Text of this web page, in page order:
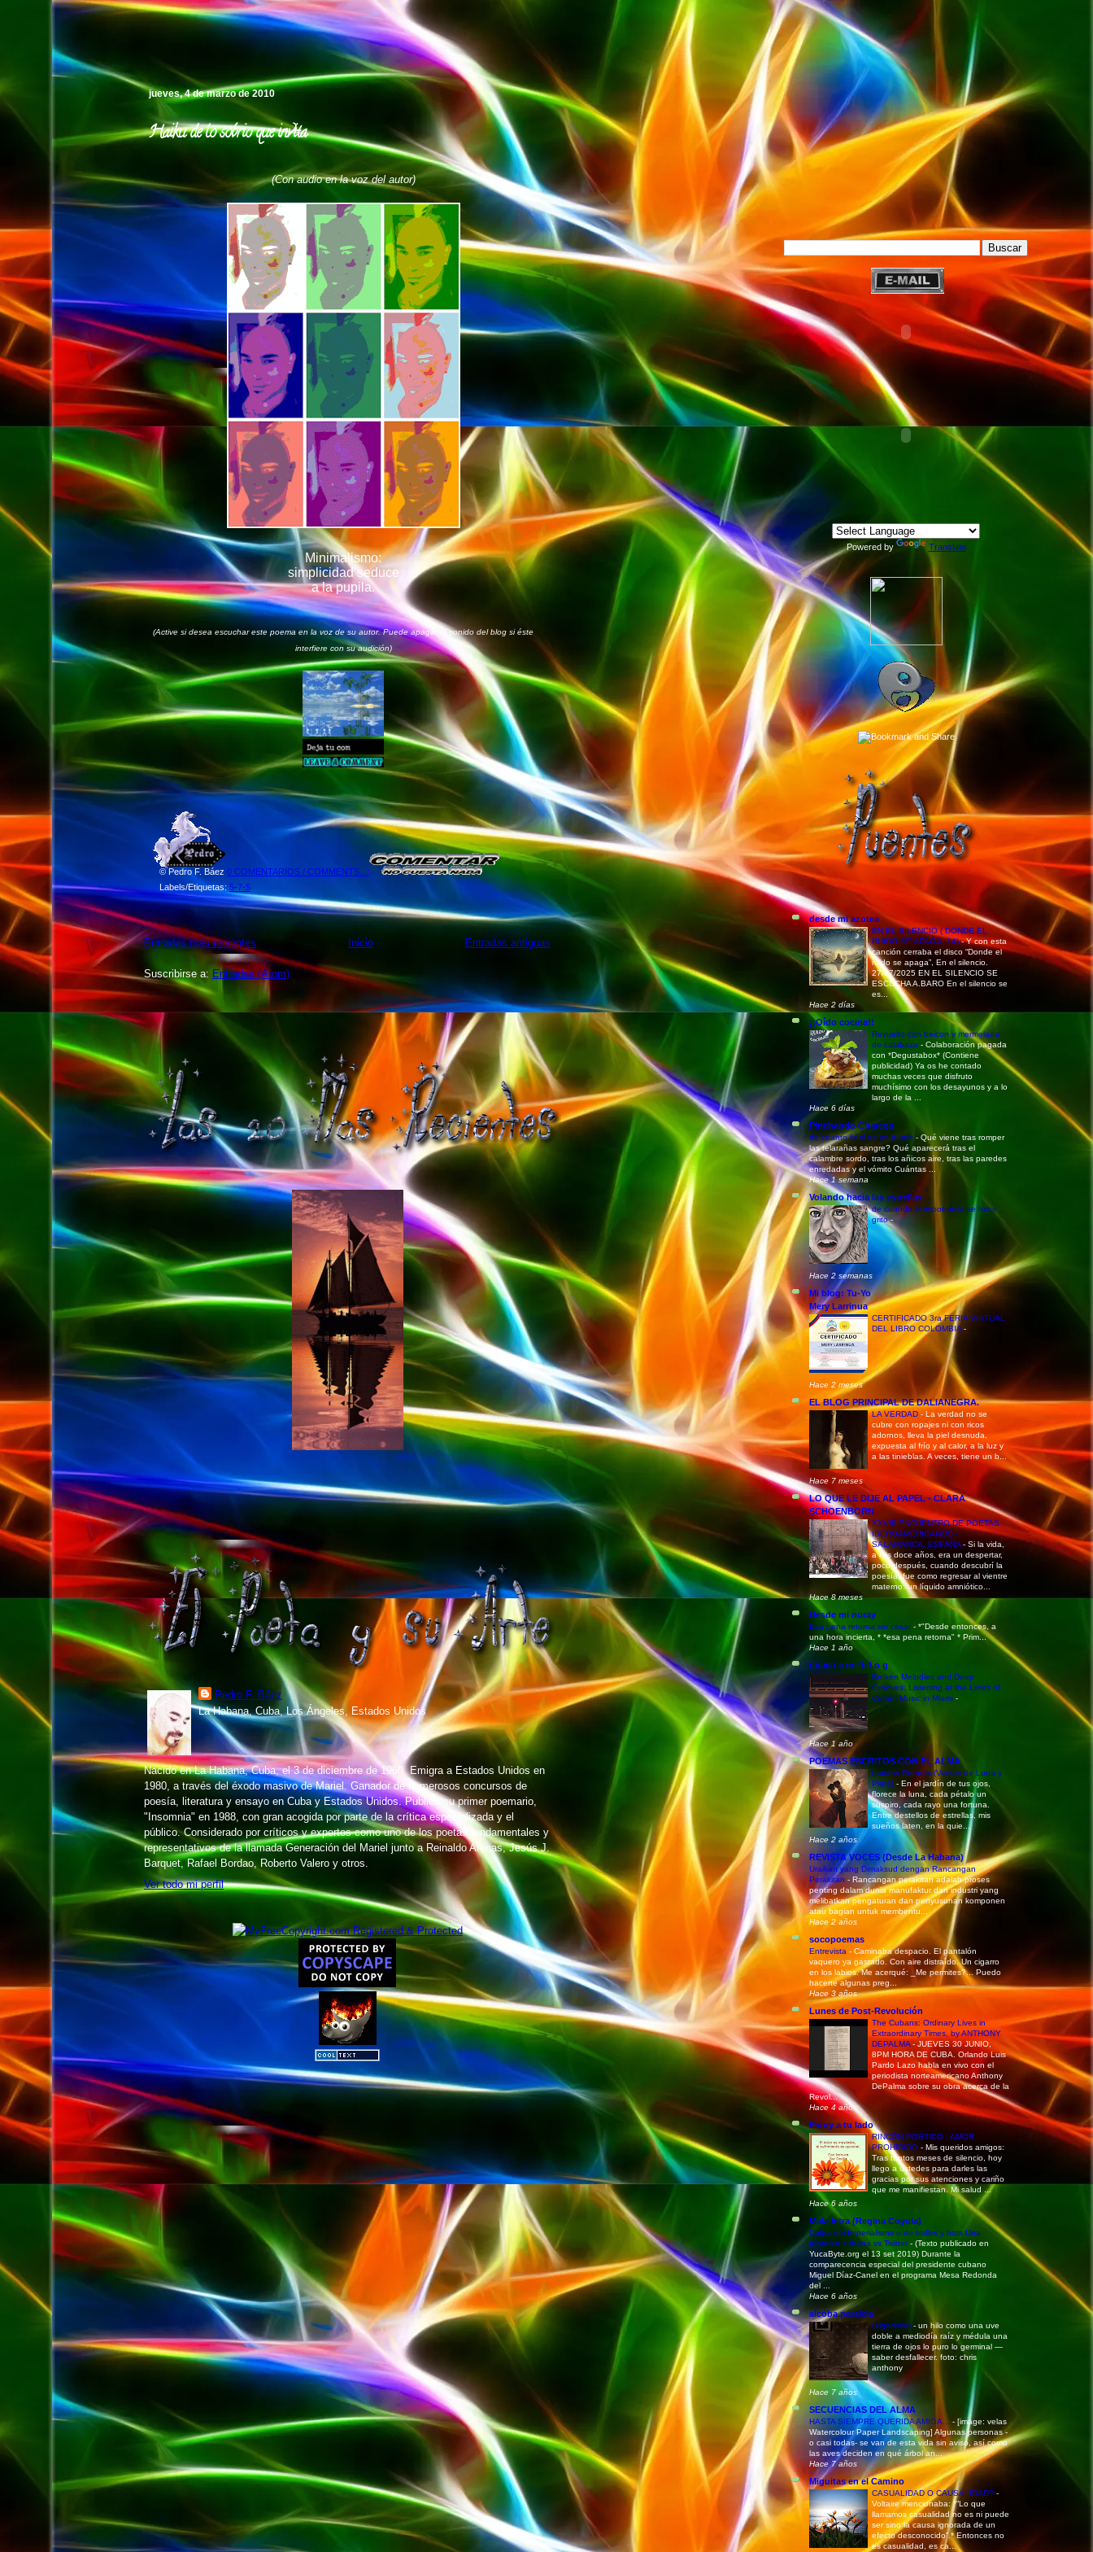
jueves, 4 de marzo de 2010
Haiku de lo sobrio que invita
(Con audio en la voz del autor)
Minimalismo:
simplicidad seduce
a la pupila.
(Active si desea escuchar este poema en la voz de su autor. Puede apagar el sonido del blog si éste
interfiere con su audición)
©Pedro F. Báez 0 COMENTARIOS / COMMENTS...:
Labels/Etiquetas:5-7-5
Entradas más recientes Entradas antiguas
Inicio
Suscribirse a: Entradas (Atom)
Pedro F. Báez
La Habana, Cuba, Los Ángeles, Estados Unidos
Nacido en La Habana, Cuba, el 3 de diciembre de 1960. Emigra a Estados Unidos en
1980, a través del éxodo masivo de Mariel. Ganador de numerosos concursos de
poesía, literatura y ensayo en Cuba y Estados Unidos. Publica su primer poemario,
"Insomnia" en 1988, con gran acogida por parte de la crítica especializada y el
público. Considerado por críticos y expertos como uno de los poetas fundamentales y
representativos de la llamada Generación del Mariel junto a Reinaldo Arenas, Jesús J.
Barquet, Rafael Bordao, Roberto Valero y otros.
Ver todo mi perfil
Powered by Translate
desde mi azotea
EN EL SILENCIO ( DONDE EL
RUIDO SE APAGA, 14)-Y con esta
canción cerraba el disco “Donde el
ruido se apaga”, En el silencio.
27/07/2025 EN EL SILENCIO SE
ESCUCHA A.BARO En el silencio se
es...
Hace 2 días
¡¡Oído cocina!!
Revuelto con beicon y mermelada
de calabaza - Colaboración pagada
con *Degustabox* (Contiene
publicidad) Ya os he contado
muchas veces que disfruto
muchísimo con los desayunos y a lo
largo de la ...
Hace 6 días
Pinchando Charcos
de cuanto final es un punto - Qué viene tras romper
las telarañas sangre? Qué aparecerá tras el
calambre sordo, tras los añicos aire, tras las paredes
enredadas y el vómito Cuántas ...
Hace 1 semana
Volando hacia las estrellas
de cuando la impotencia se hace
grito-
Hace 2 semanas
Mi blog: Tu-Yo
Mery Larrinua
CERTIFICADO 3ra FERIA VIRTUAL
DEL LIBRO COLOMBIA -
Hace 2 meses
EL BLOG PRINCIPAL DE DALIANEGRA.
LA VERDAD - La verdad no se
cubre con ropajes ni con ricos
adornos, lleva la piel desnuda,
expuesta al frío y al calor, a la luz y
a las tinieblas. A veces, tiene un b...
Hace 7 meses
LO QUE LE DIJE AL PAPEL - CLARA
SCHOENBORN
XXVIII ENCUENTRO DE POETAS
IBEROAMERICANOS -
SALAMANCA, ESPAÑA - Si la vida,
a mis doce años, era un despertar,
poco después, cuando descubrí la
poesía, fue como regresar al vientre
materno: un líquido amniótico...
Hace 8 meses
Desde mi noray
Esa pena retorna sin cesar- *"Desde entonces, a
una hora incierta, * *esa pena retorna" * Prim...
Hace 1 año
t u m i a m i b l o g
Broken Melodies and Deep
Grooves: Listening at the Limits of
Cuban Music in Miami -
Hace 1 año
POEMAS ESCRITOS CON EL ALMA
Latidos Eternos (Versos de Luna y
Plata) - En el jardín de tus ojos,
florece la luna, cada pétalo un
suspiro, cada rayo una fortuna.
Entre destellos de estrellas, mis
sueños laten, en la quie...
Hace 2 años
REVISTA VOCES (Desde La Habana)
Uraikan yang Dimaksud dengan Rancangan
Perakitan - Rancangan perakitan adalah proses
penting dalam dunia manufaktur dan industri yang
melibatkan pengaturan dan penyusunan komponen
atau bagian untuk membentu...
Hace 2 años
socopoemas
Entrevista - Caminaba despacio. El pantalón
vaquero ya gastado. Con aire distraído. Un cigarro
en los labios. Me acerqué: _Me permites?... Puedo
hacerte algunas preg...
Hace 3 años
Lunes de Post-Revolución
The Cubans: Ordinary Lives in
Extraordinary Times, by ANTHONY
DEPALMA- JUEVES 30 JUNIO,
8PM HORA DE CUBA. Orlando Luis
Pardo Lazo habla en vivo con el
periodista norteamericano Anthony
DePalma sobre su obra acerca de la
Revol...
Hace 4 años
Estoy a tu lado
RINCÓN POÉTICO : AMOR
PROHIBIDO - Mis queridos amigos:
Tras tantos meses de silencio, hoy
llego a ustedes para darles las
gracias por sus atenciones y cariño
que me manifiestan. Mi salud ...
Hace 6 años
Mala letra (Regina Coyula)
Culpa del Imperialismo o de trolles y bots Una
protesta cubana vs Twitter- (Texto publicado en
YucaByte.org el 13 set 2019) Durante la
comparecencia especial del presidente cubano
Miguel Díaz-Canel en el programa Mesa Redonda
del ...
Hace 6 años
alcoba paralela
(algoritmo) - un hilo como una uve
doble a mediodía raíz y médula una
tierra de ojos lo puro lo germinal —
saber desfallecer. foto: chris
anthony
Hace 7 años
SECUENCIAS DEL ALMA
HASTA SIEMPRE QUERIDA AMIGA... - [image: velas
Watercolour Paper Landscaping] Algunas personas -
o casi todas- se van de esta vida sin aviso, así como
las aves deciden en qué árbol an...
Hace 7 años
Miguitas en el Camino
CASUALIDAD O CAUSALIDAD? -
Voltaire mencionaba: *“Lo que
llamamos casualidad no es ni puede
ser sino la causa ignorada de un
efecto desconocido”.* Entonces no
es casualidad, es ca...